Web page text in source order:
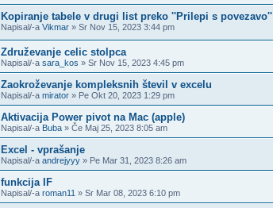
Kopiranje tabele v drugi list preko ''Prilepi s povezavo''
Napisal/-a Vikmar » Sr Nov 15, 2023 3:44 pm
Združevanje celic stolpca
Napisal/-a sara_kos » Sr Nov 15, 2023 4:45 pm
Zaokroževanje kompleksnih števil v excelu
Napisal/-a mirator » Pe Okt 20, 2023 1:29 pm
Aktivacija Power pivot na Mac (apple)
Napisal/-a Buba » Če Maj 25, 2023 8:05 am
Excel - vprašanje
Napisal/-a andrejyyy » Pe Mar 31, 2023 8:26 am
funkcija IF
Napisal/-a roman11 » Sr Mar 08, 2023 6:10 pm